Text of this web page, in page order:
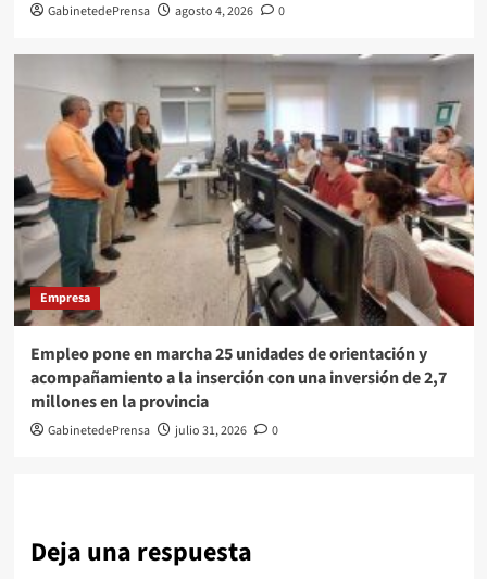
GabinetedePrensa agosto 4, 2026 0
Empresa
Empleo pone en marcha 25 unidades de orientación y
acompañamiento a la inserción con una inversión de 2,7
millones en la provincia
GabinetedePrensa julio 31, 2026 0
Deja una respuesta